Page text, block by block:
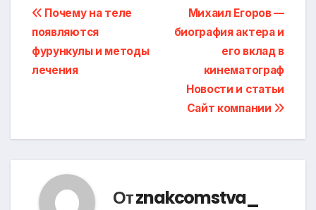
Навигация
по
записям
Михаил Егоров —
биография актера и
его вклад в
кинематограф
Новости и статьи
Сайт компании
Почему на теле
появляются
фурункулы и методы
лечения
Отznakcomstva_